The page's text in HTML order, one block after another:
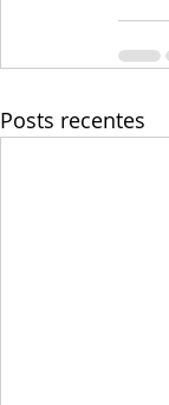
Posts recentes